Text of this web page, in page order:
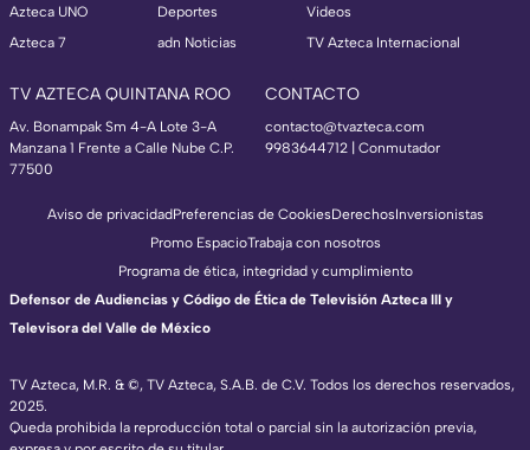
Azteca UNO
Azteca 7
Deportes
adn Noticias
Videos
TV Azteca Internacional
TV AZTECA QUINTANA ROO
Av. Bonampak Sm 4-A Lote 3-A
Manzana 1 Frente a Calle Nube C.P.
77500
CONTACTO
contacto@tvazteca.com
9983644712 | Conmutador
TV Azteca, M.R. & ©, TV Azteca, S.A.B. de C.V. Todos los derechos reservados,
2025.
Queda prohibida la reproducción total o parcial sin la autorización previa,
Aviso de privacidadPreferencias de CookiesDerechosInversionistas
Promo EspacioTrabaja con nosotros
Programa de ética, integridad y cumplimiento
Defensor de Audiencias y Código de Ética de Televisión Azteca III y
Televisora del Valle de México